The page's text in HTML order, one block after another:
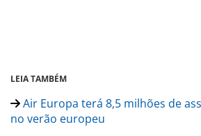
LEIA TAMBÉM
Air Europa terá 8,5 milhões de
no verão europeu